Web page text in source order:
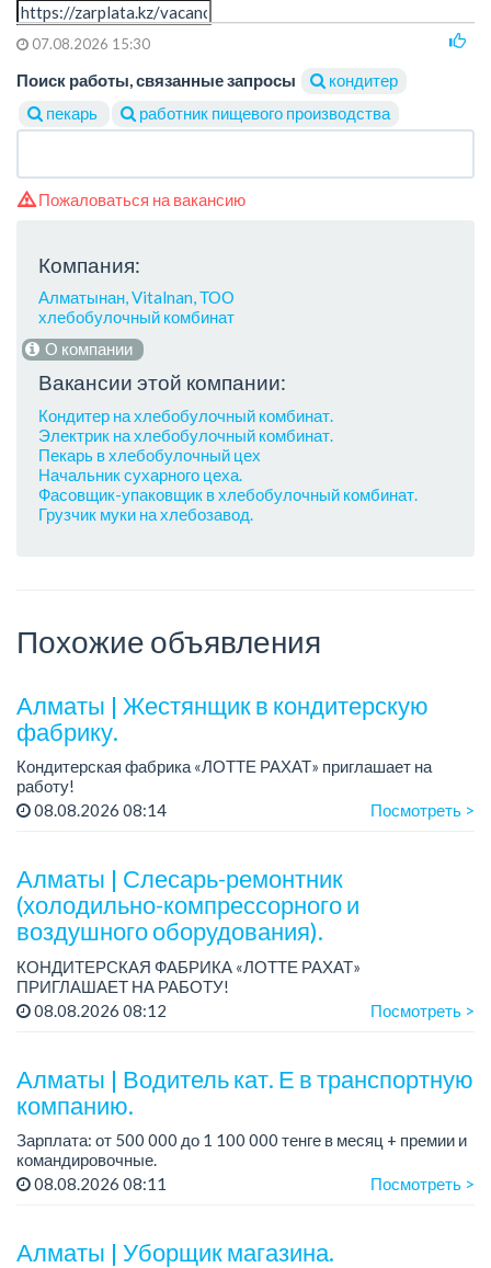
07.08.2026 15:30
Поиск работы, связанные запросы
кондитер
пекарь
работник пищевого производства
Пожаловаться на вакансию
Компания:
Алматынан, Vitalnan, ТОО
хлебобулочный комбинат
О компании
Вакансии этой компании:
Кондитер на хлебобулочный комбинат.
Электрик на хлебобулочный комбинат.
Пекарь в хлебобулочный цех
Начальник сухарного цеха.
Фасовщик-упаковщик в хлебобулочный комбинат.
Грузчик муки на хлебозавод.
Похожие объявления
Алматы | Жестянщик в кондитерскую
фабрику.
Кондитерская фабрика «ЛОТТЕ РАХАТ» приглашает на
работу!
График работы: сменный.
08.08.2026 08:14 Посмотреть >
Алматы | Слесарь-ремонтник
(холодильно-компрессорного и
воздушного оборудования).
КОНДИТЕРСКАЯ ФАБРИКА «ЛОТТЕ РАХАТ»
ПРИГЛАШАЕТ НА РАБОТУ!
График работы: сменный.
08.08.2026 08:12 Посмотреть >
Алматы | Водитель кат. Е в транспортную
компанию.
Зарплата: от 500 000 до 1 100 000 тенге в месяц + премии и
командировочные.
Условия: постоянная занятость, бонусы и премии за
качественную работу, комфортные условия, современный
08.08.2026 08:11 Посмотреть >
Алматы | Уборщик магазина.